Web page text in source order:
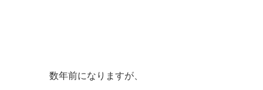
数年前になりますが、